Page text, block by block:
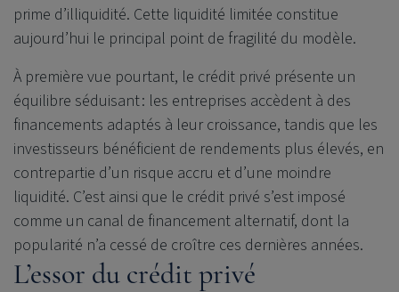
prime d’illiquidité. Cette liquidité limitée constitue
aujourd’hui le principal point de fragilité du modèle.
À première vue pourtant, le crédit privé présente un
équilibre séduisant : les entreprises accèdent à des
financements adaptés à leur croissance, tandis que les
investisseurs bénéficient de rendements plus élevés, en
contrepartie d’un risque accru et d’une moindre
liquidité. C’est ainsi que le crédit privé s’est imposé
comme un canal de financement alternatif, dont la
popularité n’a cessé de croître ces dernières années.
L’essor du crédit privé